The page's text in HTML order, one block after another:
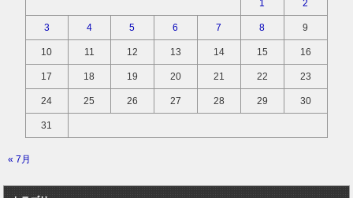
1 2
3 4 5 6 7 8 9
10 11 12 13 14 15 16
17 18 19 20 21 22 23
24 25 26 27 28 29 30
31
« 7月